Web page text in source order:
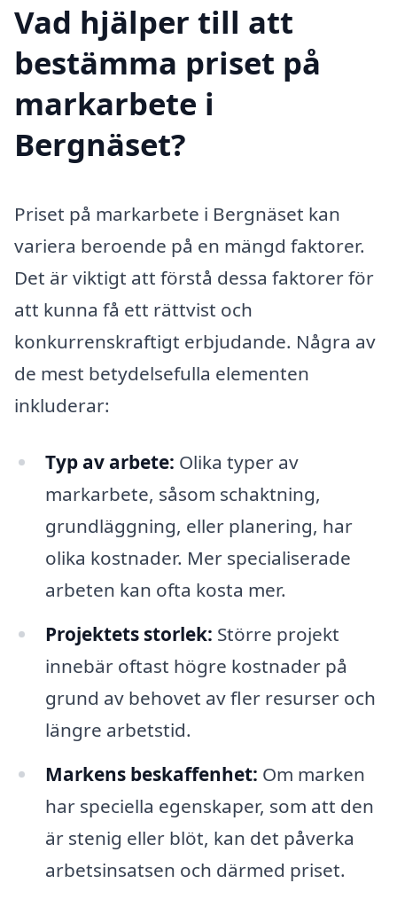
Vad hjälper till att
bestämma priset på
markarbete i
Bergnäset?
Priset på markarbete i Bergnäset kan
variera beroende på en mängd faktorer.
Det är viktigt att förstå dessa faktorer för
att kunna få ett rättvist och
konkurrenskraftigt erbjudande. Några av
de mest betydelsefulla elementen
inkluderar:
Typ av arbete: Olika typer av
markarbete, såsom schaktning,
grundläggning, eller planering, har
olika kostnader. Mer specialiserade
arbeten kan ofta kosta mer.
Projektets storlek: Större projekt
innebär oftast högre kostnader på
grund av behovet av fler resurser och
längre arbetstid.
Markens beskaffenhet: Om marken
har speciella egenskaper, som att den
är stenig eller blöt, kan det påverka
arbetsinsatsen och därmed priset.